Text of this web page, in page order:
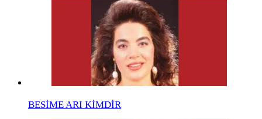
BESİME ARI KİMDİR